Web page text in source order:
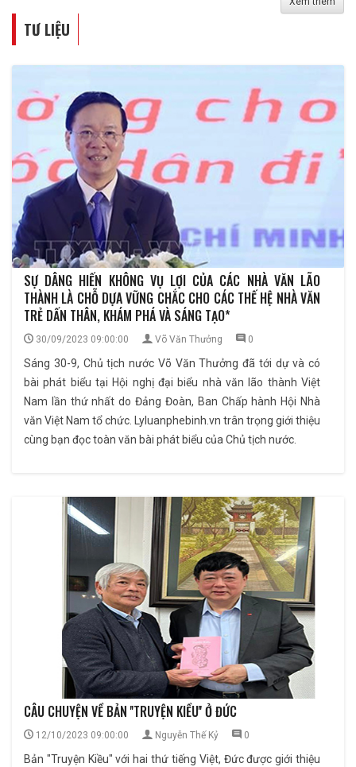
TƯ LIỆU
SỰ DÂNG HIẾN KHÔNG VỤ LỢI CỦA CÁC NHÀ VĂN LÃO
THÀNH LÀ CHỖ DỰA VỮNG CHẮC CHO CÁC THẾ HỆ NHÀ VĂN
TRẺ DẤN THÂN, KHÁM PHÁ VÀ SÁNG TẠO*
30/09/2023 09:00:00 Võ Văn Thưởng 0
Sáng 30-9, Chủ tịch nước Võ Văn Thưởng đã tới dự và có
bài phát biểu tại Hội nghị đại biểu nhà văn lão thành Việt
Nam lần thứ nhất do Đảng Đoàn, Ban Chấp hành Hội Nhà
văn Việt Nam tổ chức. Lyluanphebinh.vn trân trọng giới thiệu
cùng bạn đọc toàn văn bài phát biểu của Chủ tịch nước.
CÂU CHUYỆN VỀ BẢN ''TRUYỆN KIỀU'' Ở ĐỨC
12/10/2023 09:00:00 Nguyễn Thế Kỷ 0
Bản "Truyện Kiều" với hai thứ tiếng Việt, Đức được giới thiệu